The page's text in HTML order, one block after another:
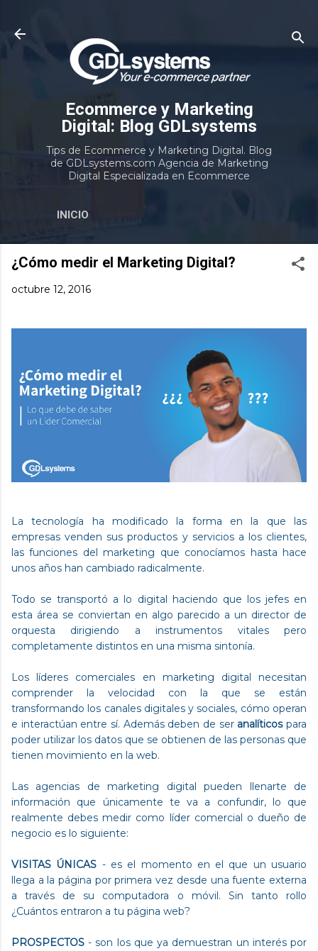
Ecommerce y Marketing
Digital: Blog GDLsystems
Tips de Ecommerce y Marketing Digital. Blog
de GDLsystems.com Agencia de Marketing
Digital Especializada en Ecommerce
INICIO
¿Cómo medir el Marketing Digital?
octubre 12, 2016
La tecnología ha modificado la forma en la que las
empresas venden sus productos y servicios a los clientes,
las funciones del marketing que conocíamos hasta hace
unos años han cambiado radicalmente.
Todo se transportó a lo digital haciendo que los jefes en
esta área se conviertan en algo parecido a un director de
orquesta dirigiendo a instrumentos vitales pero
completamente distintos en una misma sintonía.
Los líderes comerciales en marketing digital necesitan
comprender la velocidad con la que se están
transformando los canales digitales y sociales, cómo operan
e interactúan entre sí. Además deben de ser analíticospara
poder utilizar los datos que se obtienen de las personas que
tienen movimiento en la web.
Las agencias de marketing digital pueden llenarte de
información que únicamente te va a confundir, lo que
realmente debes medir como líder comercial o dueño de
negocio es lo siguiente:
VISITAS ÚNICAS - es el momento en el que un usuario
llega a la página por primera vez desde una fuente externa
a través de su computadora o móvil. Sin tanto rollo
¿Cuántos entraron a tu página web?
PROSPECTOS- son los que ya demuestran un interés por